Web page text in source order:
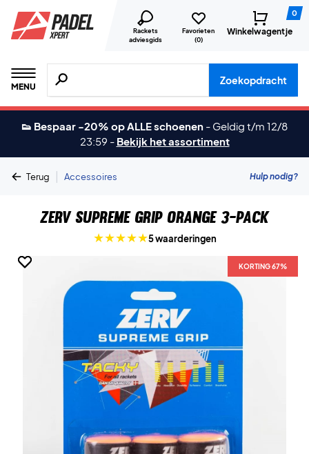
Rackets
adviesgids
Favorieten
(0)
0
Winkelwagentje
MENU
Zoeken naar producten, merken etc.
Zoekopdracht
👟 Bespaar -20% op ALLE schoenen - Geldig t/m 12/8
23:59 - Bekijk het assortiment
Terug | Accessoires Hulp nodig?
ZERV Supreme Grip Orange 3-pack
5 waarderingen
KORTING 67%
KORTING 67%